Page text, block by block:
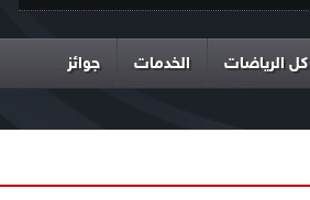
كل الرياضات الخدمات جوائز